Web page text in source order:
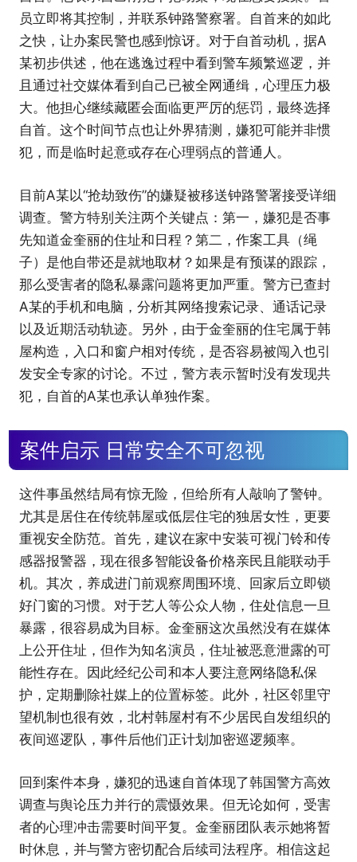
员立即将其控制，并联系钟路警察署。自首来的如此
之快，让办案民警也感到惊讶。对于自首动机，据A
某初步供述，他在逃逸过程中看到警车频繁巡逻，并
且通过社交媒体看到自己已被全网通缉，心理压力极
大。他担心继续藏匿会面临更严厉的惩罚，最终选择
自首。这个时间节点也让外界猜测，嫌犯可能并非惯
犯，而是临时起意或存在心理弱点的普通人。
目前A某以“抢劫致伤”的嫌疑被移送钟路警署接受详细
调查。警方特别关注两个关键点：第一，嫌犯是否事
先知道金奎丽的住址和日程？第二，作案工具（绳
子）是他自带还是就地取材？如果是有预谋的跟踪，
那么受害者的隐私暴露问题将更加严重。警方已查封
A某的手机和电脑，分析其网络搜索记录、通话记录
以及近期活动轨迹。另外，由于金奎丽的住宅属于韩
屋构造，入口和窗户相对传统，是否容易被闯入也引
发安全专家的讨论。不过，警方表示暂时没有发现共
犯，自首的A某也承认单独作案。
案件启示 日常安全不可忽视
这件事虽然结局有惊无险，但给所有人敲响了警钟。
尤其是居住在传统韩屋或低层住宅的独居女性，更要
重视安全防范。首先，建议在家中安装可视门铃和传
感器报警器，现在很多智能设备价格亲民且能联动手
机。其次，养成进门前观察周围环境、回家后立即锁
好门窗的习惯。对于艺人等公众人物，住处信息一旦
暴露，很容易成为目标。金奎丽这次虽然没有在媒体
上公开住址，但作为知名演员，住址被恶意泄露的可
能性存在。因此经纪公司和本人要注意网络隐私保
护，定期删除社媒上的位置标签。此外，社区邻里守
望机制也很有效，北村韩屋村有不少居民自发组织的
夜间巡逻队，事件后他们正计划加密巡逻频率。
回到案件本身，嫌犯的迅速自首体现了韩国警方高效
调查与舆论压力并行的震慑效果。但无论如何，受害
者的心理冲击需要时间平复。金奎丽团队表示她将暂
时休息，并与警方密切配合后续司法程序。相信这起